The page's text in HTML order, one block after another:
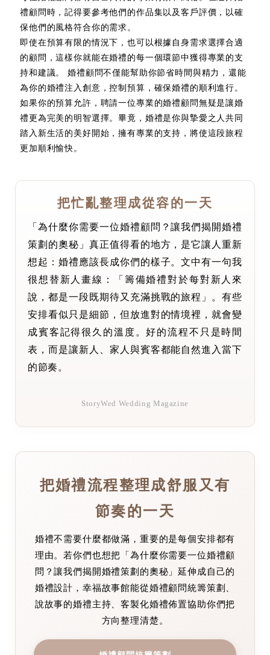
禮顧問時，記得要參考他們的作品集以及客戶評價，以確
保他們的風格符合你的需求。
即使在預算有限的情況下，也可以根據自身需求選擇合適
的顧問，這樣你就能在婚禮的每一個環節中獲得專業的支
持和建議。 婚禮顧問不僅能幫助你節省時間與精力，還能
為你的婚禮注入創意，控制預算，確保婚禮的順利進行。
如果你的預算允許，聘請一位專業的婚禮顧問無疑是讓婚
禮更為完美的明智選擇。畢竟，婚禮是你與摯愛之人共同
踏入新生活的美好開始，擁有專業的支持，將使這段旅程
更加順利愉快。
把忙亂整理成從容的一天
「為什麼你需要一位婚禮顧問？讓我們揭開婚禮
策劃的奧秘」真正值得看的地方，是它讓人重新
想起：婚禮應該長成你們的樣子。文中有一句我
很想替新人畫線：「籌備婚禮對於每對新人來
說，都是一段既期待又充滿挑戰的旅程」。有些
安排看似只是細節，但放進對的情境裡，就會變
成賓客記得很久的溫度。好的流程不只是時間
表，而是讓新人、家人與賓客都能自然進入當下
的節奏。
StoryWed Wedding Magazine
把婚禮流程整理成舒服又有
節奏的一天
婚禮不需要什麼都做滿，重要的是每個安排都有
理由。若你們也想把「為什麼你需要一位婚禮顧
問？讓我們揭開婚禮策劃的奧秘」延伸成自己的
婚禮設計，幸福故事館能從婚禮顧問統籌策劃、
說故事的婚禮主持、客製化婚禮佈置協助你們把
方向整理清楚。